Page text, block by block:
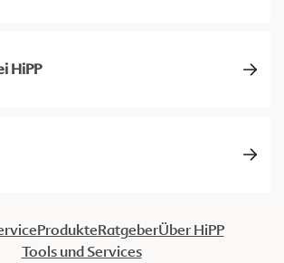
HiPP
ProdukteRatgeberÜber HiPP
Tools und Services